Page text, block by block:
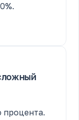
процента.